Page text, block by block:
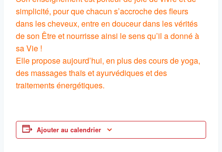
simplicité, pour que chacun s’accroche des fleurs
dans les cheveux, entre en douceur dans les vérités
de son Être et nourrisse ainsi le sens qu’il a donné à
sa Vie !
Elle propose aujourd’hui, en plus des cours de yoga,
des massages thaïs et ayurvédiques et des
traitements énergétiques.
Ajouter au calendrier